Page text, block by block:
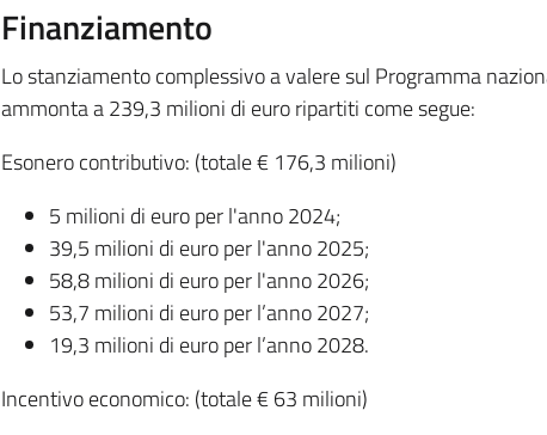
Finanziamento
Lo stanziamento complessivo a valere sul Programma
ammonta a 239,3 milioni di euro ripartiti come segue:
Esonero contributivo: (totale € 176,3 milioni)
5 milioni di euro per l'anno 2024;
39,5 milioni di euro per l'anno 2025;
58,8 milioni di euro per l'anno 2026;
53,7 milioni di euro per l’anno 2027;
19,3 milioni di euro per l’anno 2028.
Incentivo economico: (totale € 63 milioni)